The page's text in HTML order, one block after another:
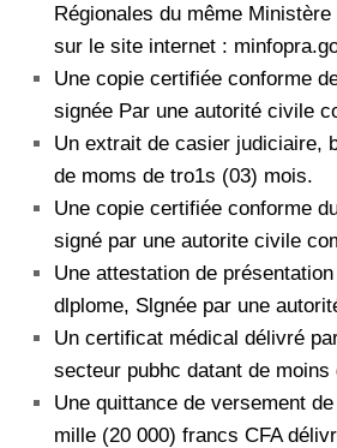
Régionales du même
sur le site internet :
Une copie certifiée conforme
signée Par une autorité civile
Un extrait de casier judiciaire,
de moms de tro1s (03) mois.
Une copie certifiée conforme
signé par une autorite civile
Une attestation de présentation
dlplome, Slgnée par une
Un certificat médical délivré
secteur pubhc datant de
Une quittance de versement
mille (20 000) francs CFA